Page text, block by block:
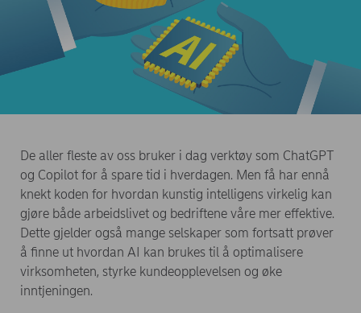
De aller fleste av oss bruker i dag verktøy som ChatGPT
og Copilot for å spare tid i hverdagen. Men få har ennå
knekt koden for hvordan kunstig intelligens virkelig kan
gjøre både arbeidslivet og bedriftene våre mer effektive.
Dette gjelder også mange selskaper som fortsatt prøver
å finne ut hvordan AI kan brukes til å optimalisere
virksomheten, styrke kundeopplevelsen og øke
inntjeningen.